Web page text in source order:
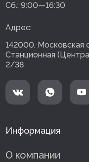
Сб.: 9:00—16:30
Адрес:
142000, Московская
Станционная
2/38
Информация
О компании